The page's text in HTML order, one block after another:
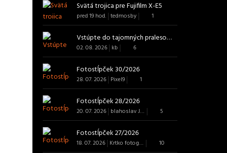
Svätá trojica pre Fujifilm X-E5
pred 19 hod. tedmosby 1
Vstúpte do tajomných pralesov s ...
02. 08. 2026 kb 6
Fotostĺpček 30/2026
28. 07. 2026 Pixel9 1
Fotostĺpček 28/2026
20. 07. 2026 blahoslav J B Art 5
Fotostĺpček 27/2026
18. 07. 2026 Krtko fotografom 10